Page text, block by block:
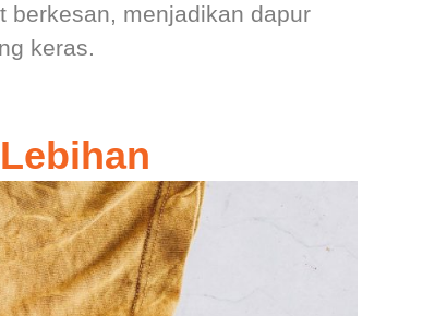
berkesan, menjadikan dapur
keras.